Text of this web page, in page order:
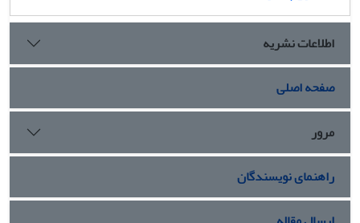
اطلاعات نشریه
صفحه اصلی
مرور
راهنمای نویسندگان